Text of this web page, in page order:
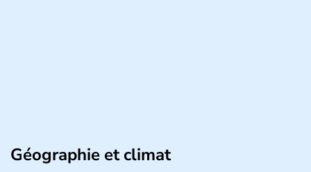
Géographie et climat